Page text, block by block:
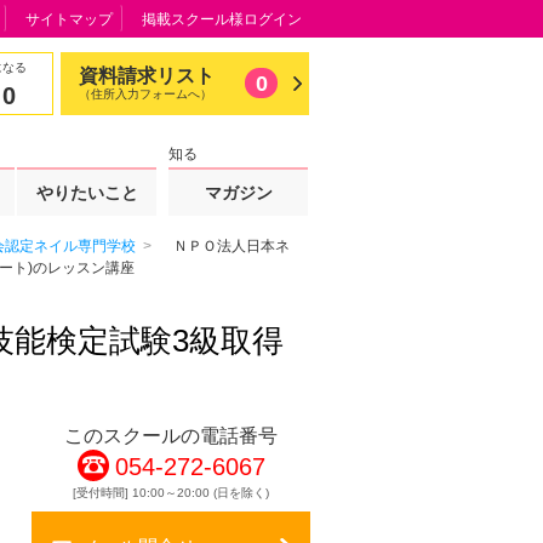
る
0
資料請求リスト
（住所入力フォームへ） 0
やりたいこと
知る
マガジン
サイトマップ 掲載スクール様ログイン
定ネイル専門学校
ＮＰＯ法人日本ネ
ト)のレッスン講座
検定試験3級取得
このスクールの電話番号
054-272-6067
[受付時間] 10:00～20:00 (日を除く)